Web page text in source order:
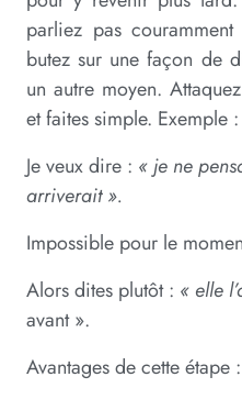
parliez pas
butez sur une façon de
un autre moyen.
et faites simple. Exemple :
Je veux dire : « je ne
arriverait ».
Impossible pour le
Alors dites plutôt : « elle
avant ».
Avantages de cette étape :